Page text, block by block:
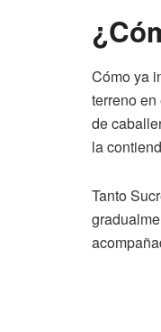
Cómo ya
terreno
de
la
Tanto